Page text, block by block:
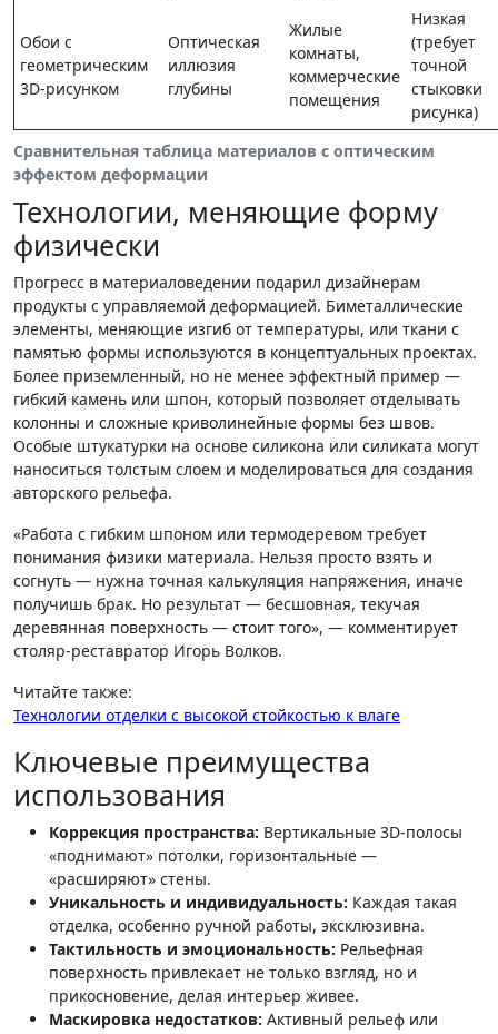
Сравнительная таблица материалов с оптическим
эффектом деформации
Обои с
геометрическим
3D-рисунком
Оптическая
иллюзия
глубины
Жилые
комнаты,
коммерческие
помещения
Низкая
(требует
точной
стыковки
рисунка)
Технологии, меняющие форму
физически
Прогресс в материаловедении подарил дизайнерам
продукты с управляемой деформацией. Биметаллические
элементы, меняющие изгиб от температуры, или ткани с
памятью формы используются в концептуальных проектах.
Более приземленный, но не менее эффектный пример —
гибкий камень или шпон, который позволяет отделывать
колонны и сложные криволинейные формы без швов.
Особые штукатурки на основе силикона или силиката могут
наноситься толстым слоем и моделироваться для создания
авторского рельефа.
«Работа с гибким шпоном или термодеревом требует
понимания физики материала. Нельзя просто взять и
согнуть — нужна точная калькуляция напряжения, иначе
получишь брак. Но результат — бесшовная, текучая
деревянная поверхность — стоит того», — комментирует
столяр-реставратор Игорь Волков.
Читайте также:
Технологии отделки с высокой стойкостью к влаге
Ключевые преимущества
использования
Коррекция пространства: Вертикальные 3D-полосы
«поднимают» потолки, горизонтальные —
«расширяют» стены.
Уникальность и индивидуальность: Каждая такая
отделка, особенно ручной работы, эксклюзивна.
Тактильность и эмоциональность: Рельефная
поверхность привлекает не только взгляд, но и
прикосновение, делая интерьер живее.
Маскировка недостатков: Активный рельеф или